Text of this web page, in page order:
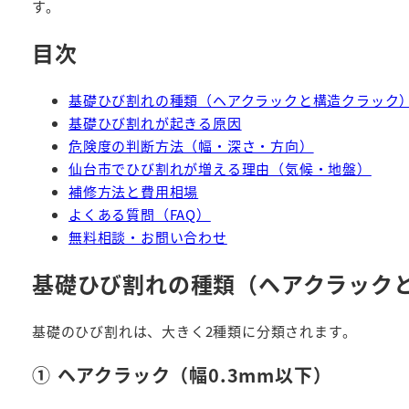
す。
目次
基礎ひび割れの種類（ヘアクラックと構造クラック）
基礎ひび割れが起きる原因
危険度の判断方法（幅・深さ・方向）
仙台市でひび割れが増える理由（気候・地盤）
補修方法と費用相場
よくある質問（FAQ）
無料相談・お問い合わせ
基礎ひび割れの種類（ヘアクラック
基礎のひび割れは、大きく2種類に分類されます。
① ヘアクラック（幅0.3mm以下）